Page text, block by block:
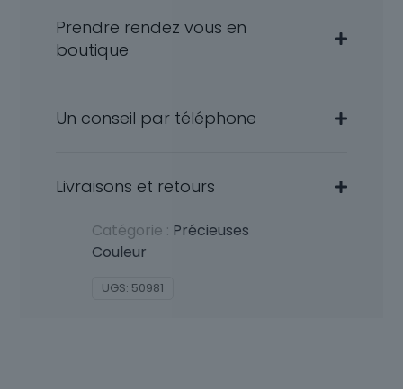
Prendre rendez vous en
boutique
Un conseil par téléphone
Livraisons et retours
Catégorie : Précieuses
Couleur
UGS: 50981